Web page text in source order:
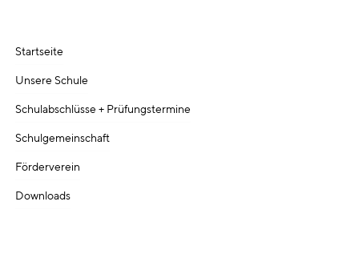
Startseite
Unsere Schule
Schulabschlüsse + Prüfungstermine
Schulgemeinschaft
Förderverein
Downloads